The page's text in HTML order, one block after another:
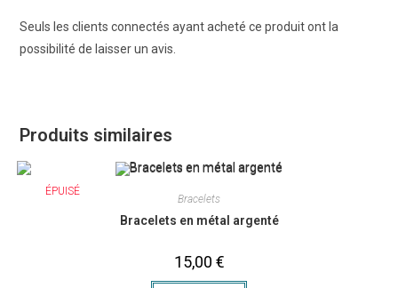
Seuls les clients connectés ayant acheté ce produit ont la
possibilité de laisser un avis.
Produits similaires
ÉPUISÉ
Bracelets
Bracelets en métal argenté
15,00 €